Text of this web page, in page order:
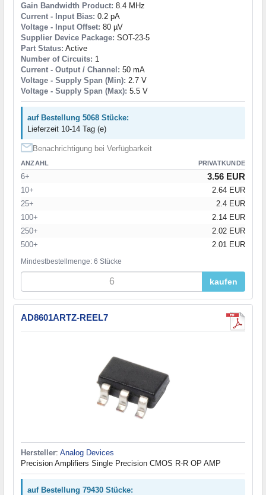
Gain Bandwidth Product: 8.4 MHz
Current - Input Bias: 0.2 pA
Voltage - Input Offset: 80 µV
Supplier Device Package: SOT-23-5
Part Status: Active
Number of Circuits: 1
Current - Output / Channel: 50 mA
Voltage - Supply Span (Min): 2.7 V
Voltage - Supply Span (Max): 5.5 V
auf Bestellung 5068 Stücke:
Lieferzeit 10-14 Tag (e)
Benachrichtigung bei Verfügbarkeit
ANZAHL PRIVATKUNDE
6+ 3.56 EUR
10+
2.64 EUR
25+
2.4 EUR
100+
2.14 EUR
250+
2.02 EUR
500+
2.01 EUR
Mindestbestellmenge: 6 Stücke
kaufen
AD8601ARTZ-REEL7
Hersteller: Analog Devices
Precision Amplifiers Single Precision CMOS R-R OP AMP
auf Bestellung 79430 Stücke: